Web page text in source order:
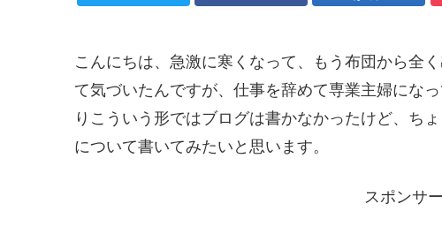
こんにちは、急激に寒くなって、もう布団から全
て気づいたんですが、仕事を辞めて専業主婦にな
りこういう形ではブログは書かなかったけど、ち
について書いてみたいと思います。
スポンサ